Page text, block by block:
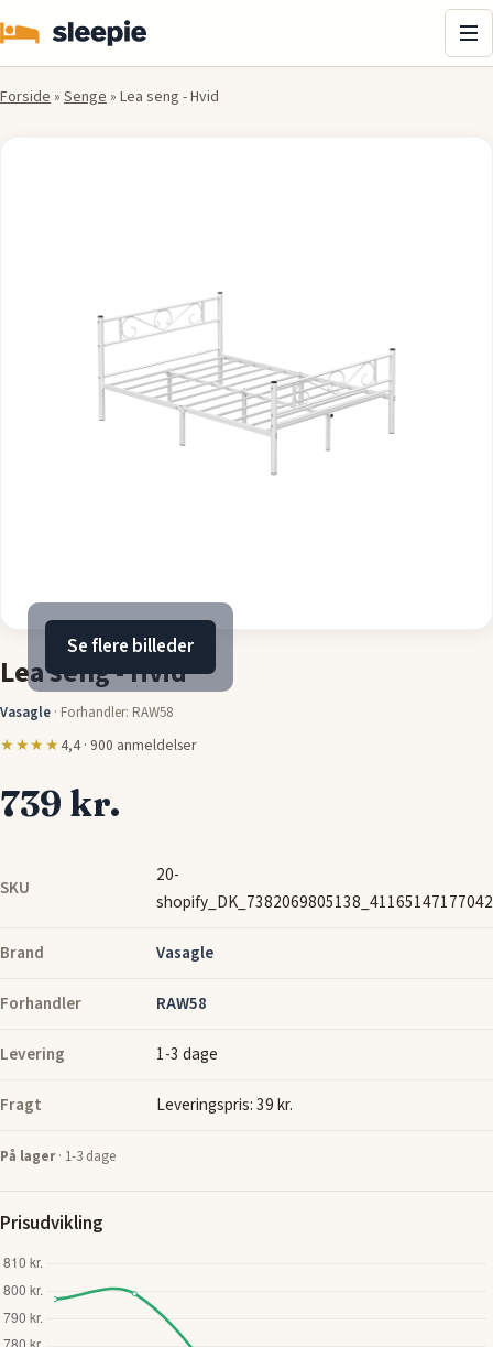
Forside» Senge» Lea seng - Hvid
Se flere billeder
SKU
20-
shopify_DK_7382069805138_41165147177042
Brand Vasagle
Forhandler RAW58
Levering 1-3 dage
Fragt Leveringspris: 39 kr.
Lea seng - Hvid
Vasagle · Forhandler: RAW58
★★★★4,4 · 900 anmeldelser
739 kr.
På lager· 1-3 dage
Prisudvikling